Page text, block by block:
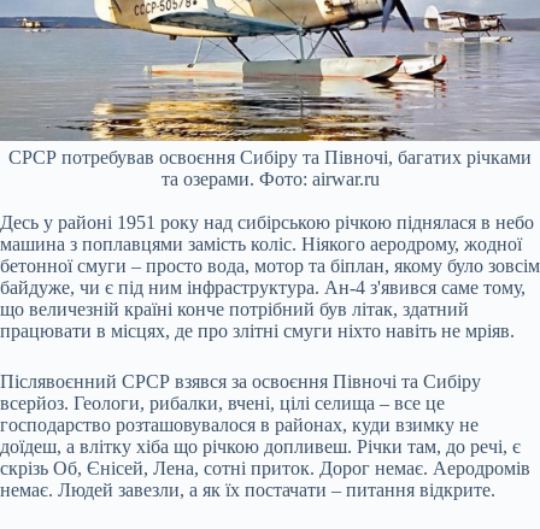
СРСР потребував освоєння Сибіру та Півночі, багатих річками
та озерами. Фото: airwar.ru
Десь у районі 1951 року над сибірською річкою піднялася в небо
машина з поплавцями замість коліс. Ніякого аеродрому, жодної
бетонної смуги – просто вода, мотор та біплан, якому було зовсім
байдуже, чи є під ним інфраструктура. Ан-4 з'явився саме тому,
що величезній країні конче потрібний був літак, здатний
працювати в місцях, де про злітні смуги ніхто навіть не мріяв.
Післявоєнний СРСР взявся за освоєння Півночі та Сибіру
всерйоз. Геологи, рибалки, вчені, цілі селища – все це
господарство розташовувалося в районах, куди взимку не
доїдеш, а влітку хіба що річкою допливеш. Річки там, до речі, є
скрізь Об, Єнісей, Лена, сотні приток. Дорог немає. Аеродромів
немає. Людей завезли, а як їх постачати – питання відкрите.